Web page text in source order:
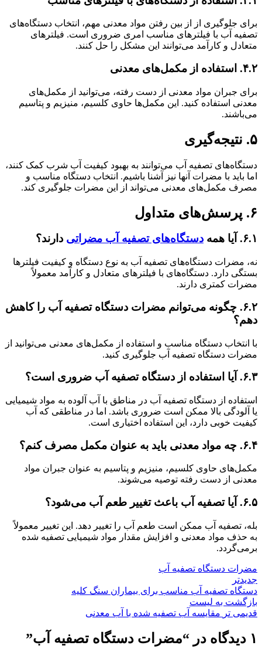
برای جلوگیری از از بین رفتن مواد معدنی مهم، انتخاب دستگاه‌های
تصفیه آب با فیلترهای مناسب امری ضروری است. فیلترهای
متعادل و کارآمد می‌توانند این مشکل را حل کنند.
۴.۲. استفاده از مکمل‌های معدنی
برای جبران مواد معدنی از دست رفته، می‌توانید از مکمل‌های
معدنی استفاده کنید. این مکمل‌ها حاوی کلسیم، منیزیم و پتاسیم
می‌باشند.
۵. نتیجه‌گیری
دستگاه‌های تصفیه آب می‌توانند به بهبود کیفیت آب شرب کمک کنند،
اما باید با مضرات آنها نیز آشنا باشیم. انتخاب دستگاه مناسب و
مصرف مکمل‌های معدنی می‌تواند از این مضرات جلوگیری کند.
۶. پرسش‌های متداول
۶.۱. آیا همه دستگاه‌های تصفیه آب مضراتی دارند؟
نه، مضرات دستگاه‌های تصفیه آب به نوع دستگاه و کیفیت فیلترها
بستگی دارد. دستگاه‌های با فیلترهای متعادل و کارآمد معمولاً
مضرات کمتری دارند.
۶.۲. چگونه می‌توانم مضرات دستگاه تصفیه آب را کاهش
دهم؟
با انتخاب دستگاه مناسب و استفاده از مکمل‌های معدنی می‌توانید از
مضرات دستگاه تصفیه آب جلوگیری کنید.
۶.۳. آیا استفاده از دستگاه تصفیه آب ضروری است؟
استفاده از دستگاه تصفیه آب در مناطق با آب آلوده به مواد شیمیایی
یا آلودگی بالا ممکن است ضروری باشد. اما در مناطقی که آب
کیفیت خوبی دارد، این استفاده اختیاری است.
۶.۴. چه مواد معدنی باید به عنوان مکمل مصرف کنم؟
مکمل‌های حاوی کلسیم، منیزیم و پتاسیم به عنوان جبران مواد
معدنی از دست رفته توصیه می‌شوند.
۶.۵. آیا تصفیه آب باعث تغییر طعم آب می‌شود؟
بله، تصفیه آب ممکن است طعم آب را تغییر دهد. این تغییر معمولاً
به حذف مواد معدنی و افزایش مقدار مواد شیمیایی تصفیه شده
برمی‌گردد.
مضرات دستگاه تصفیه آب
جدیدتر
دستگاه تصفیه آب مناسب برای بیماران سنگ کلیه
بازگشت به لیست
قدیمی تر مقایسه آب تصفیه شده با آب معدنی
۱ دیدگاه در “ مضرات دستگاه تصفیه آب”